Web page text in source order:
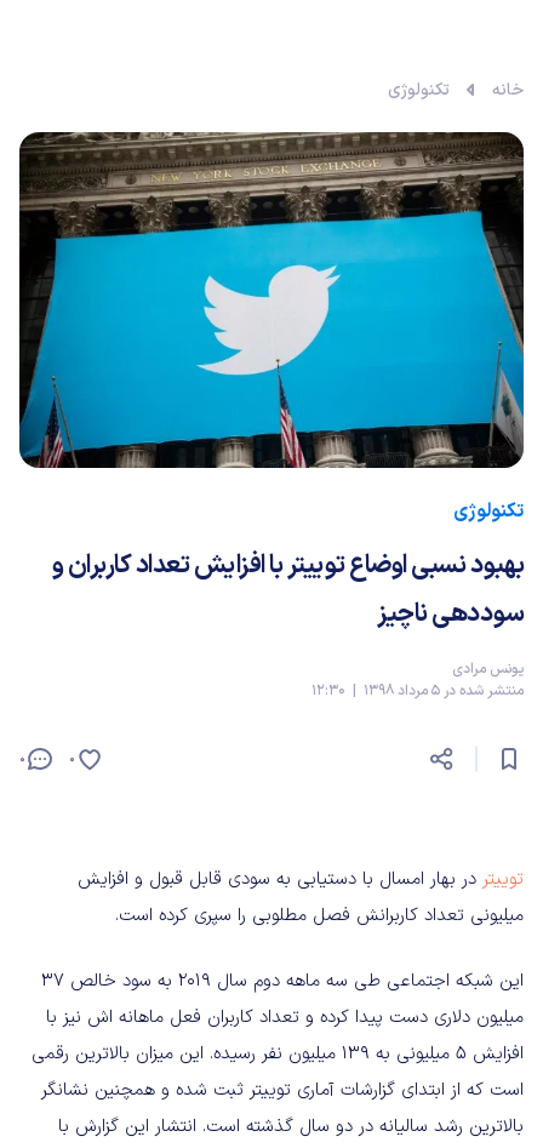
خانه تکنولوژی
تکنولوژی
بهبود نسبی اوضاع توییتر با افزایش تعداد کاربران و
سوددهی ناچیز
یونس مرادی
منتشر شده در 5 مرداد 1398 | 12:30
0 0
توییتر در بهار امسال با دستیابی به سودی قابل قبول و افزایش
میلیونی تعداد کاربرانش فصل مطلوبی را سپری کرده است.
این شبکه اجتماعی طی سه ماهه دوم سال ۲۰۱۹ به سود خالص ۳۷
میلیون دلاری دست پیدا کرده و تعداد کاربران فعل ماهانه اش نیز با
افزایش ۵ میلیونی به ۱۳۹ میلیون نفر رسیده. این میزان بالاترین رقمی
است که از ابتدای گزارشات آماری توییتر ثبت شده و همچنین نشانگر
بالاترین رشد سالیانه در دو سال گذشته است. انتشار این گزارش با